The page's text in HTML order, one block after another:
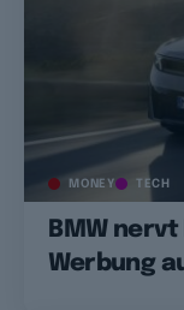
MONEY TECH
BMW
Werbung